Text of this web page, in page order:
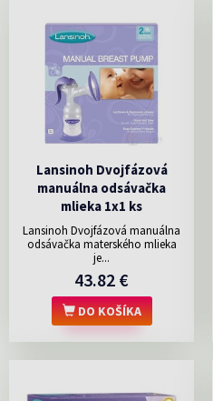
Lansinoh Dvojfázová
manuálna odsávačka
mlieka 1x1 ks
Lansinoh Dvojfázová manuálna
odsávačka materského mlieka
je...
43.82 €
DO KOŠÍKA